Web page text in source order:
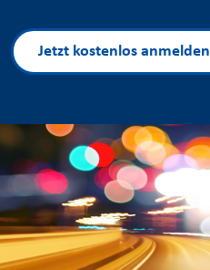
Jetzt kostenlos anmelden